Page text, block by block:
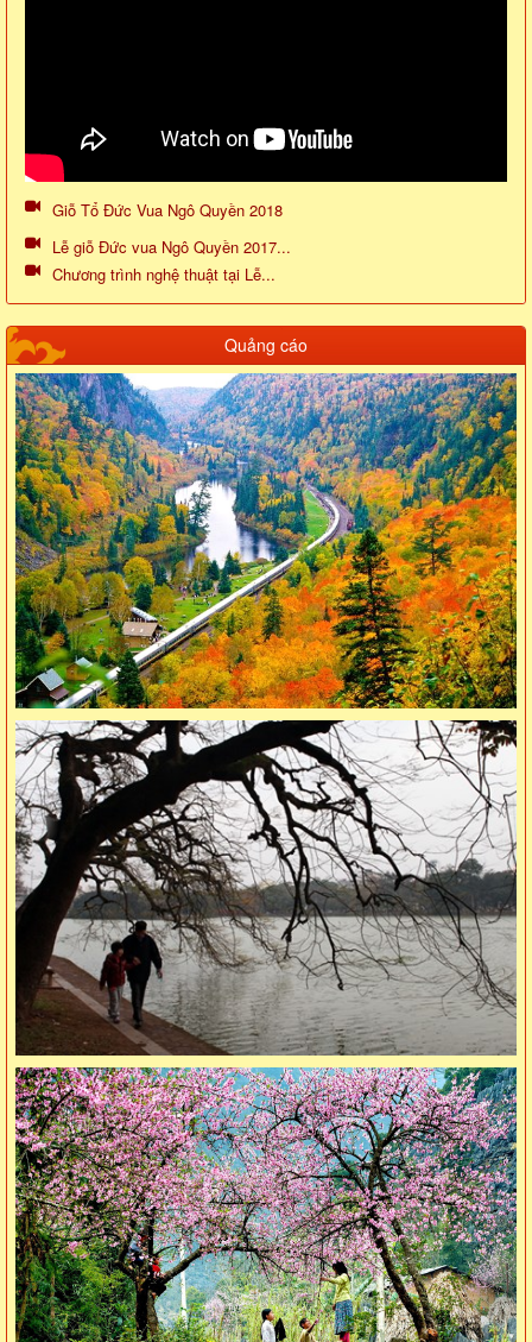
Giỗ Tổ Đức Vua Ngô Quyền 2018
Lễ giỗ Đức vua Ngô Quyền 2017...
Chương trình nghệ thuật tại Lễ...
Quảng cáo